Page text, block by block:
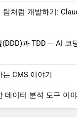
팀처럼 개발하기:
과 TDD — AI 코
는 CMS 이야기
데이터 분석 도구 이